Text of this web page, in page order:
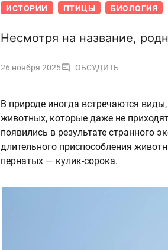
ИСТОРИИ ПТИЦЫ БИОЛОГИЯ
Несмотря на название,
26 ноября 2025 ОБСУДИТЬ
В природе иногда встречаются
животных, которые даже не
появились в результате странного
длительного приспособления
пернатых — кулик-сорока.